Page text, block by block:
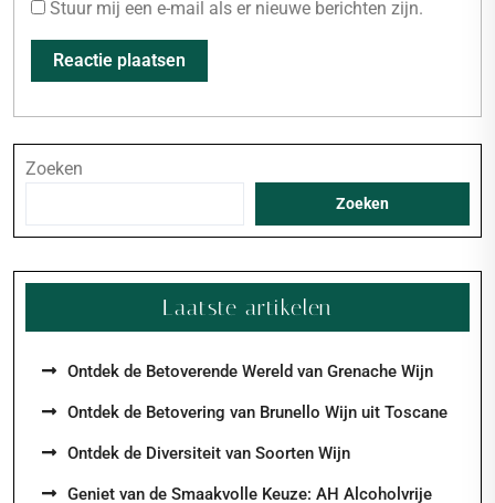
Stuur mij een e-mail als er nieuwe berichten zijn.
Zoeken
Zoeken
Laatste artikelen
Ontdek de Betoverende Wereld van Grenache Wijn
Ontdek de Betovering van Brunello Wijn uit Toscane
Ontdek de Diversiteit van Soorten Wijn
Geniet van de Smaakvolle Keuze: AH Alcoholvrije